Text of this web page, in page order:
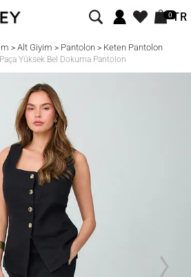
0TR
> Alt Giyim > Pantolon> Keten Pantolon
Yüksek Bel Dokuma Pantolon